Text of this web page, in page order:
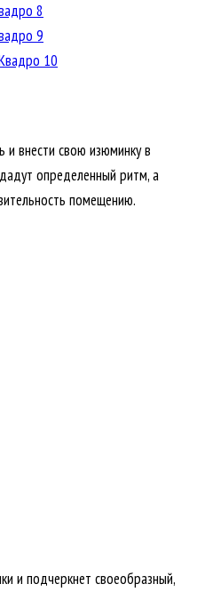
8
9
10
внести свою изюминку в
определенный ритм, а
помещению.
и подчеркнет своеобразный,